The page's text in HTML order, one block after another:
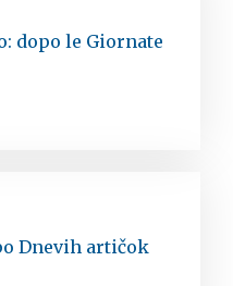
dopo le Giornate
Dnevih artičok